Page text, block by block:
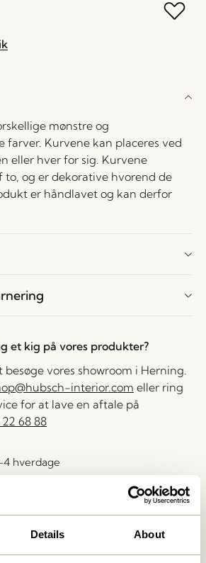
Details About
mønstre og
farver. Kurvene kan placeres ved
eller hver for sig. Kurvene
og er dekorative hvorend de
er håndlavet og kan derfor
et kig på vores produkter?
vores showroom i Herning.
interior.com eller ring
for at lave en aftale på
68 88
4 hverdage